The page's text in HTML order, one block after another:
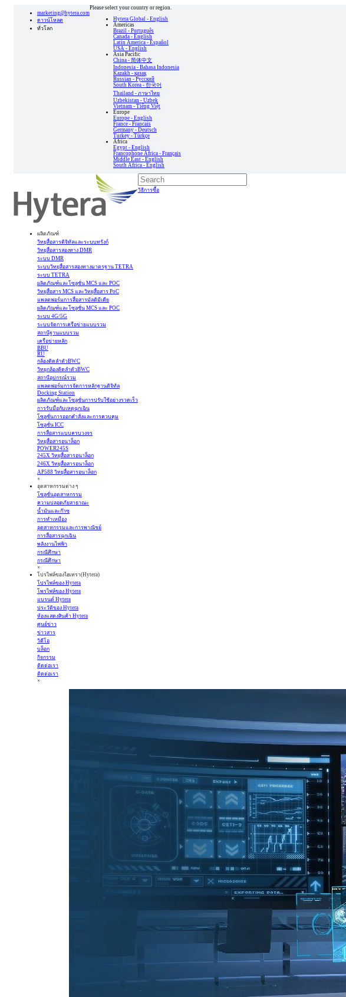
marketing@hytera.com
ดาวน์โหลด
ทั่วโลก
Please select your country or region.
Hytera Global - English
Americas
Brazil - Português
Canada - English
Latin America - Español
USA - English
Asia Pacific
China - 简体中文
Indonesia - Bahasa Indonesia
Kazakh - қазақ
Russian - Pусский
South Korea - 한국어
Thailand - ภาษาไทย
Uzbekistan - Uzbek
Vietnam - Tiếng Việt
Europe
Europe - English
France - Francais
Germany - Deutsch
Turkey - Türkçe
Africa
Egypt - English
Francophone Africa - Français
Middle East - English
South Africa - English
ผลิตภัณฑ์
วิทยุสื่อสารดิจิทัลและระบบทรังก์
วิทยุสื่อสารสองทาง DMR
ระบบ DMR
ระบบวิทยุสื่อสารสองทางมาตรฐาน TETRA
ระบบ TETRA
ผลิตภัณฑ์และโซลูชั่น MCS และ POC
วิทยุสื่อสาร MCS และวิทยุสื่อสาร PoC
แพลตฟอร์มการสื่อสารมัลติมีเดีย
ผลิตภัณฑ์และโซลูชั่น MCS และ POC
ระบบ 4G/5G
ระบบจัดการเครือข่ายแบบรวม
สถานีฐานแบบรวม
เครือข่ายหลัก
BBU
RU
กล้องติดลำตัวBWC
วิทยุกล้องติดลำตัวBWC
สถานีอุปกรณ์รวม
แพลตฟอร์มการจัดการหลักฐานดิจิทัล
Docking Station
ผลิตภัณฑ์และโซลูชั่นการปรับใช้อย่างรวดเร็ว
การรับมือกับเหตุฉุกเฉิน
โซลูชั่นการออกคำสั่งและการควบคุม
โซลูชั่น ICC
การสื่อสารแบบครบวงจร
วิทยุสื่อสารอนาล็อก
POWER245S
245X วิทยุสื่อสารอนาล็อก
246X วิทยุสื่อสารอนาล็อก
AP588 วิทยุสื่อสารอนาล็อก
×
อุตสาหกรรมต่าง ๆ
โซลูชั่นอุตสาหกรรม
ความปลอดภัยสาธาณะ
น้ำมันและก๊าซ
การทำเหมือง
อุตสาหกรรมและการพาณิชย์
การสื่อสารฉุกเฉิน
พลังงานไฟฟ้า
กรณีศึกษา
กรณีศึกษา
×
โปรไฟล์ของไฮเทรา(Hytera)
โปรไฟล์ของ Hytera
โพรไฟล์ของ Hytera
แบรนด์ Hytera
ประวัติของ Hytera
ห้องแสดงสินค้า Hytera
ศูนย์ข่าว
ข่าวสาร
วิดีโอ
บล็อก
กิจกรรม
ติดต่อเรา
ติดต่อเรา
×
วิธีการซื้อ